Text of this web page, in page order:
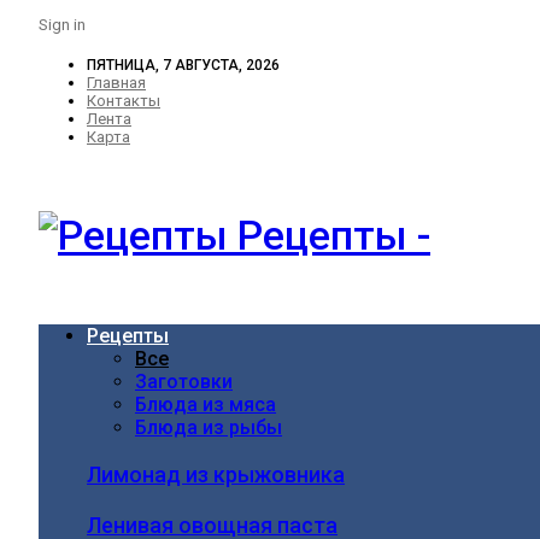
Sign in
ПЯТНИЦА, 7 АВГУСТА, 2026
Главная
Контакты
Лента
Карта
Рецепты -
Рецепты
Все
Заготовки
Блюда из мяса
Блюда из рыбы
Лимонад из крыжовника
Ленивая овощная паста